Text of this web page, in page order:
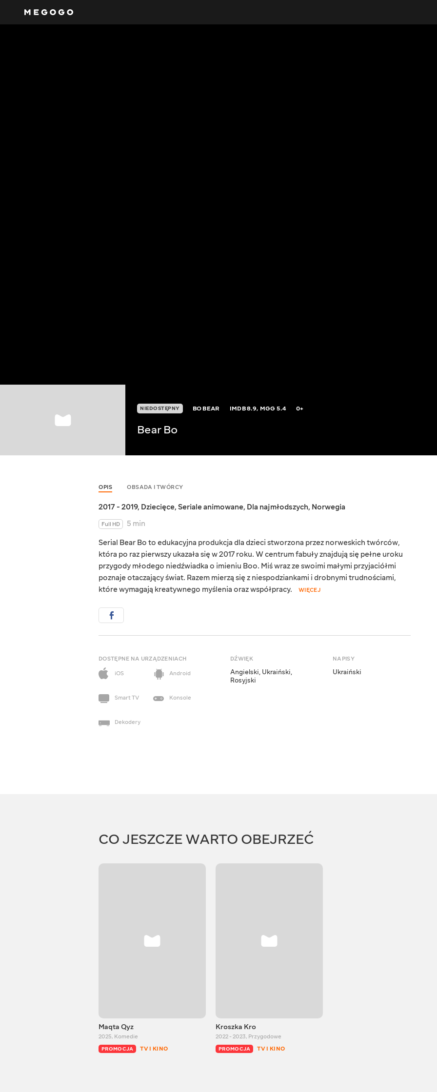
NIEDOSTĘPNY BO BEAR IMDB8.9, MGG5.4 0+
Bear Bo
OPIS OBSADA I TWÓRCY
2017 - 2019, Dziecięce, Seriale animowane, Dla najmłodszych, Norwegia
Full HD
5 min
Serial Bear Bo to edukacyjna produkcja dla dzieci stworzona przez norweskich twórców,
która po raz pierwszy ukazała się w 2017 roku. W centrum fabuły znajdują się pełne uroku
przygody młodego niedźwiadka o imieniu Boo. Miś wraz ze swoimi małymi przyjaciółmi
poznaje otaczający świat. Razem mierzą się z niespodziankami i drobnymi trudnościami,
które wymagają kreatywnego myślenia oraz współpracy.
WIĘCEJ
DOSTĘPNE NA URZĄDZENIACH
iOS
Android
Smart TV Konsole
Dekodery
DŹWIĘK
Angielski, Ukraiński,
Rosyjski
NAPISY
Ukraiński
CO JESZCZE WARTO OBEJRZEĆ
Maqta Qyz
2025, Komedie
PROMOCJA TV I KINO
Kroszka Kro
2022 - 2023, Przygodowe
PROMOCJA TV I KINO